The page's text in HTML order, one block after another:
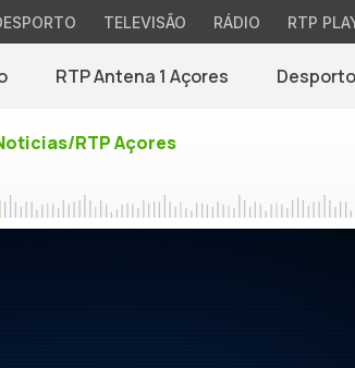
TELEVISÃO RÁDIO RTP
RTP Antena 1 Açores Desporto
RTP Açores